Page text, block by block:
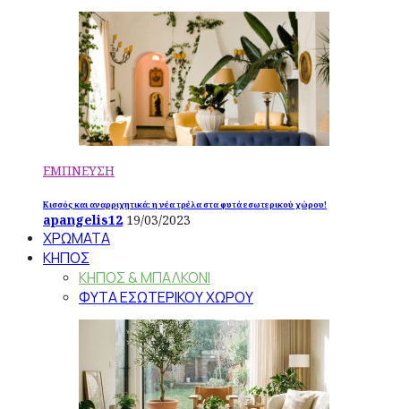
ΕΜΠΝΕΥΣΗ
Κισσός και αναρριχητικά: η νέα τρέλα στα φυτά εσωτερικού χώρου!
apangelis12 19/03/2023
ΧΡΩΜΑΤΑ
ΚΗΠΟΣ
ΚΗΠΟΣ & ΜΠΑΛΚΟΝΙ
ΦΥΤΑ ΕΣΩΤΕΡΙΚΟΥ ΧΩΡΟΥ